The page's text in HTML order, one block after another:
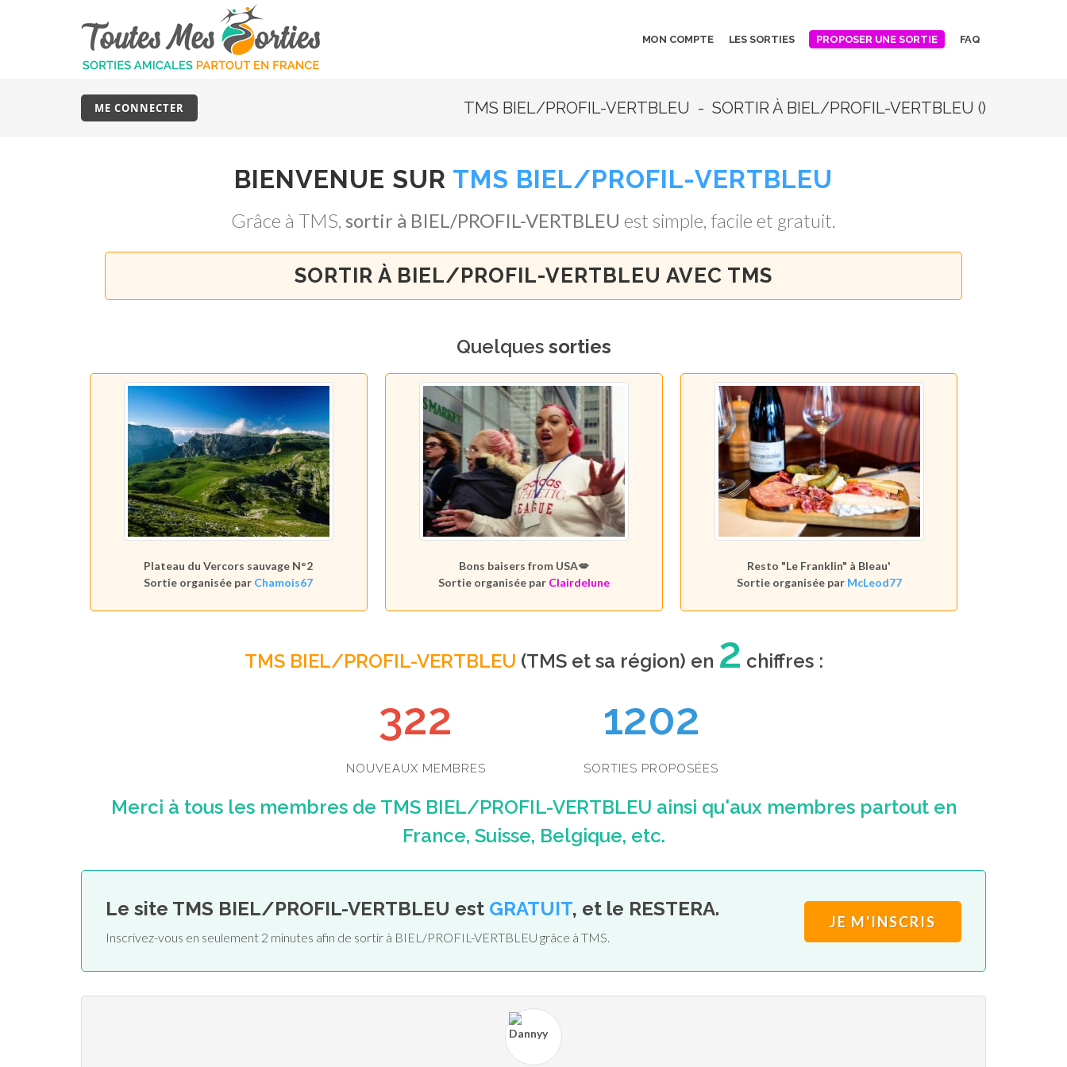
MON COMPTE LES SORTIES PROPOSER UNE SORTIE FAQ
TMS BIEL/PROFIL-VERTBLEU - SORTIR À BIEL/PROFIL-VERTBLEU ()
ME CONNECTER
BIENVENUE SUR TMS BIEL/PROFIL-VERTBLEU
Grâce à TMS, sortir à BIEL/PROFIL-VERTBLEU est simple, facile et gratuit.
SORTIR À BIEL/PROFIL-VERTBLEU AVEC TMS
Quelques sorties
Plateau du Vercors sauvage N°2
Sortie organisée par Chamois67
Bons baisers from USA💋
Sortie organisée par Clairdelune
Resto "Le Franklin" à Bleau'
Sortie organisée par McLeod77
TMS BIEL/PROFIL-VERTBLEU (TMS et sa région) en 2 chiffres :
352
NOUVEAUX MEMBRES
1202
SORTIES PROPOSÉES
Merci à tous les membres de TMS BIEL/PROFIL-VERTBLEU ainsi qu'aux membres partout en
France, Suisse, Belgique, etc.
Le site TMS BIEL/PROFIL-VERTBLEU est GRATUIT, et le RESTERA.
Inscrivez-vous en seulement 2 minutes afin de sortir à BIEL/PROFIL-VERTBLEU grâce à TMS.
JE M'INSCRIS